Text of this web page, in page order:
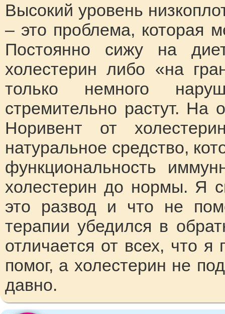
Высокий уровень
– это проблема, которая
Постоянно сижу на
холестерин либо «на
только немного
стремительно растут. На
Норивент от
натуральное средство,
функциональность
холестерин до нормы. Я
это развод и что не
терапии убедился в
отличается от всех, что
помог, а холестерин не
давно.